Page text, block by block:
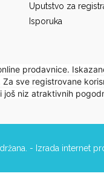
Uputstvo za
Isporuka
prodavnice.
sve registrovane
još niz atraktivnih
- Izrada internet